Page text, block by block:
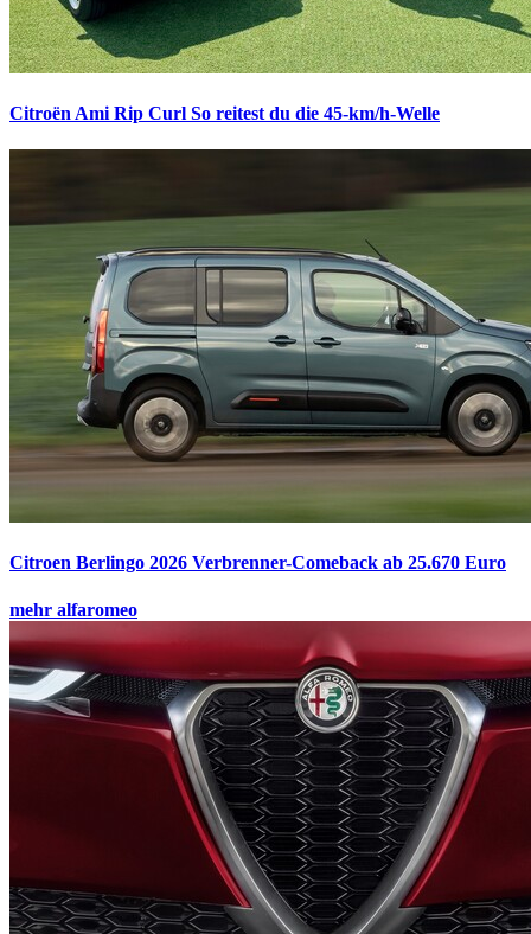
Citroën Ami Rip Curl So reitest du die 45-km/h-Welle
Citroen Berlingo 2026 Verbrenner-Comeback ab 25.670 Euro
mehr alfaromeo